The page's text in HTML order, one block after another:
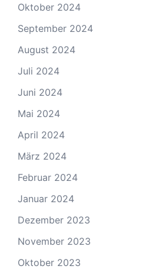
Oktober 2024
September 2024
August 2024
Juli 2024
Juni 2024
Mai 2024
April 2024
März 2024
Februar 2024
Januar 2024
Dezember 2023
November 2023
Oktober 2023